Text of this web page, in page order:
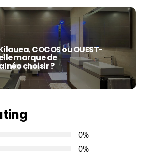
COCOS ou OUEST-
marque de
choisir ?
0%
0%